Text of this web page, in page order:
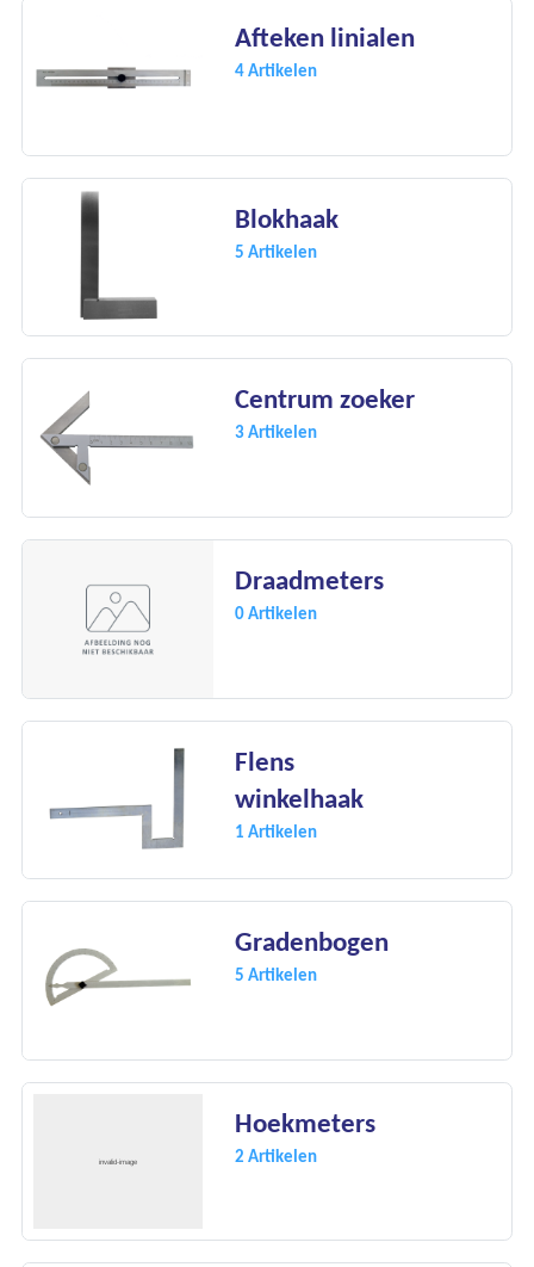
Afteken linialen
4 Artikelen
Blokhaak
5 Artikelen
Centrum zoeker
3 Artikelen
Draadmeters
0 Artikelen
Flens
winkelhaak
1 Artikelen
Gradenbogen
5 Artikelen
Hoekmeters
2 Artikelen